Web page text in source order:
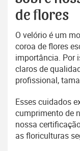
de flores
O velório é um
coroa de flores
importância. Por
claros de
profissional,
Esses cuidados
cumprimento de
nossa
as floriculturas